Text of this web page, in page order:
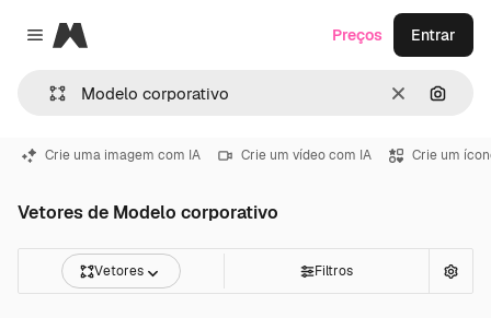
Close menu
Magnific
Limpar
Preços Entrar
Crie uma imagem com IA Crie um vídeo com IA Crie um
Vetores de Modelo corporativo
Vetores Filtros